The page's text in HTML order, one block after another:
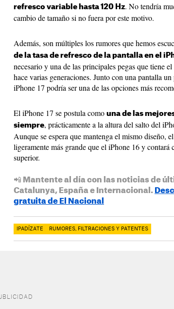
refresco variable hasta 120 Hz. No tendría
cambio de tamaño si no fuera por este motivo.
Además, son múltiples los rumores que hemos
de la tasa de refresco de la pantalla en el
necesario y una de las principales pegas que tiene
hace varias generaciones. Junto con una pantalla
iPhone 17 podría ser una de las opciones más
El iPhone 17 se postula como una de las
siempre, prácticamente a la altura del salto del
Aunque se espera que mantenga el mismo diseño,
ligeramente más grande que el iPhone 16 y contará
superior.
📲 Mantente al día con las noticias de
Catalunya, España e Internacional.
gratuita de El Nacional
IPADÍZATE RUMORES, FILTRACIONES Y PATENTES